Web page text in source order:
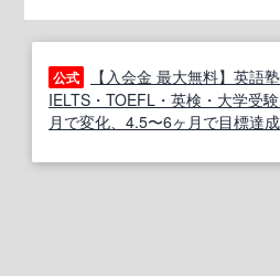
公式
【入会金 最大無料】英語
IELTS・TOEFL・英検・大学受
月で変化、4.5〜6ヶ月で目標達成